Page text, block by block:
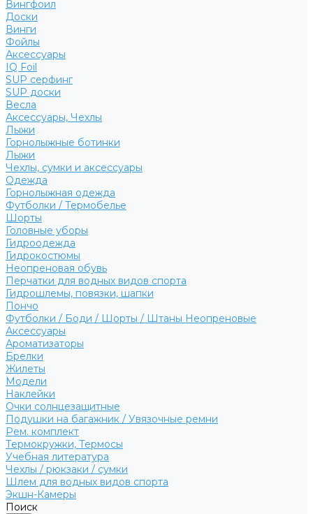
Вингфоил
Доски
Винги
Фойлы
Аксессуары
IQ Foil
SUP серфинг
SUP доски
Весла
Аксессуары, Чехлы
Лыжи
Горнолыжные ботинки
Лыжи
Чехлы, сумки и аксессуары
Одежда
Горнолыжная одежда
Футболки / Термобелье
Шорты
Головные уборы
Гидроодежда
Гидрокостюмы
Неопреновая обувь
Перчатки для водных видов спорта
Гидрошлемы, повязки, шапки
Пончо
Футболки / Боди / Шорты / Штаны Неопреновые
Аксессуары
Ароматизаторы
Брелки
Жилеты
Модели
Наклейки
Очки солнцезащитные
Подушки на багажник / Увязочные ремни
Рем. комплект
Термокружки, Термосы
Учебная литература
Чехлы / рюкзаки / сумки
Шлем для водных видов спорта
Экшн-Камеры
Поиск